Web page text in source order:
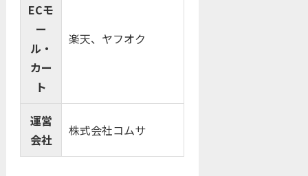
ECモ
ー
ル・
カー
ト
楽天、ヤフオク
運営
会社
株式会社コムサ